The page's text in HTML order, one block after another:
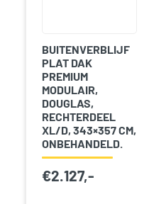
BUITENVERBLIJF
PLAT DAK
PREMIUM
MODULAIR,
DOUGLAS,
RECHTERDEEL
XL/D, 343×357 CM,
ONBEHANDELD.
€2.127,-